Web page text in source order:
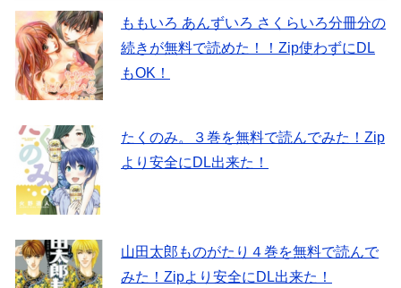
ももいろ あんずいろ さくらいろ分冊分の
続きが無料で読めた！！Zip使わずにDL
もOK！
たくのみ。３巻を無料で読んでみた！Zip
より安全にDL出来た！
山田太郎ものがたり４巻を無料で読んで
みた！Zipより安全にDL出来た！